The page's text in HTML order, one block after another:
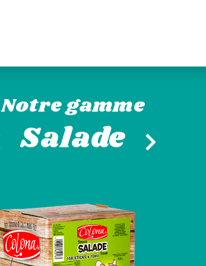
Notre gamme
Salade